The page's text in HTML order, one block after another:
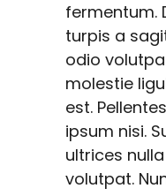
fermentum.
turpis a
odio
molestie
est.
ipsum nisi.
ultrices
volutpat.